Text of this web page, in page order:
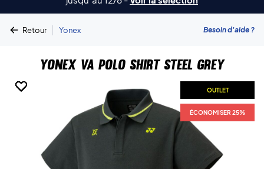
Retour | Yonex Besoin d'aide ?
Yonex VA Polo Shirt Steel Grey
OUTLET
ÉCONOMISER 25%
OUTLET
ÉCONOMISER 25%
OUTLET
ÉCONOMISER 25%
OUTLET
ÉCONOMISER 25%